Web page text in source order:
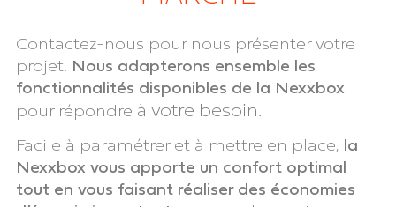
Contactez-nous pour nous présenter votre
projet. Nous adapterons ensemble les
fonctionnalités disponibles de la Nexxbox
pour répondre à votre besoin.
Facile à paramétrer et à mettre en place, la
Nexxbox vous apporte un confort optimal
tout en vous faisant réaliser des économies